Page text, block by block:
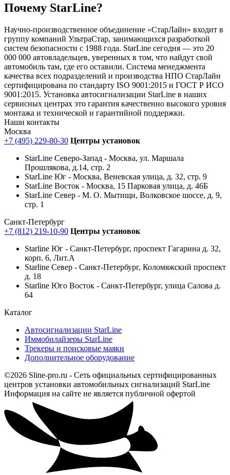
Почему StarLine?
Научно-производственное объединение «СтарЛайн» входит в
группу компаний УльтраСтар, занимающихся разработкой
систем безопасности с 1988 года. StarLine сегодня — это 20
000 000 автовладельцев, уверенных в том, что найдут свой
автомобиль там, где его оставили. Система менеджмента
качества всех подразделений и производства НПО СтарЛайн
сертифицирована по стандарту ISO 9001:2015 и ГОСТ Р ИСО
9001:2015. Установка автосигнализации StarLine в наших
сервисных центрах это гарантия качественно высокого уровня
монтажа и технической и гарантийной поддержки.
Наши контакты
Москва
+7 (495) 229-80-30 Центры установок
StarLine Северо-Запад - Москва, ул. Маршала
Прошлякова, д.14, стр. 2
StarLine Юг - Москва, Веневская улица, д. 32, стр. 9
StarLine Восток - Москва, 15 Парковая улица, д. 46Б
StarLine Север - М. О. Мытищи, Волковское шоссе, д. 9,
стр. 1
Санкт-Петербург
+7 (812) 219-10-90 Центры установок
Starline Юг - Санкт-Петербург, проспект Гагарина д. 32,
корп. 6, Лит.А
Starline Север - Санкт-Петербург, Коломяжский проспект
д. 18
Starline Юго Восток - Санкт-Петербург, улица Салова д.
64
Каталог
Автосигнализации StarLine
Иммобилайзеры StarLine
Трекеры и поисковые маяки
Дополнительное оборудование
©2026 Sline-pro.ru - Сеть официальных сертифицированных
центров установки автомобильных сигнализаций StarLine
Информация на сайте не является публичной офертой